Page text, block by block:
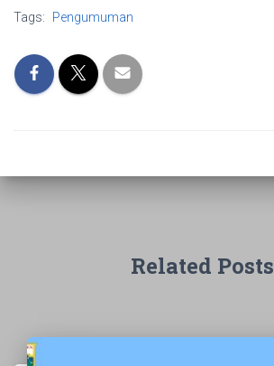
Tags: Pengumuman
Related Posts